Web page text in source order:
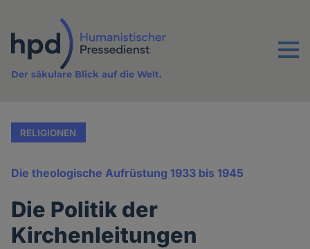
Inhalt
Menu
Der säkulare Blick auf die Welt.
RELIGIONEN
Die theologische Aufrüstung 1933 bis 1945
Die Politik der
Kirchenleitungen